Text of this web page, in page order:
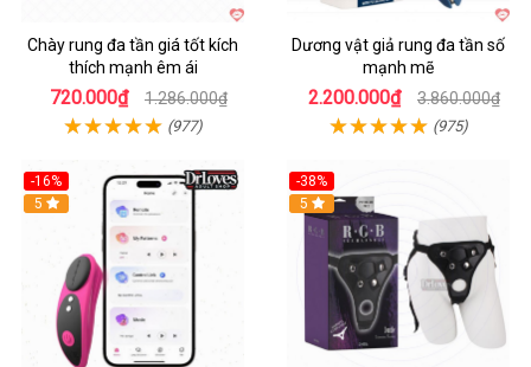
Chày rung đa tần giá tốt kích
thích mạnh êm ái
720.000₫ 1.286.000₫
(977)
Dương vật giả rung đa tần số
mạnh mẽ
2.200.000₫ 3.860.000₫
(975)
-16%
Hot
5
-38%
Hot
5